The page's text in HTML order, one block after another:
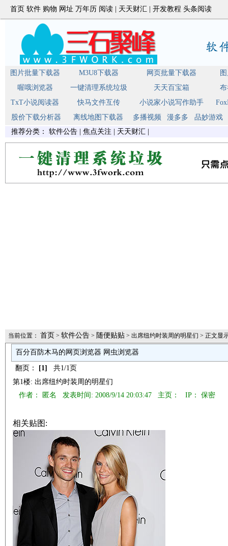
首页 软件 购物 网址 万年历 阅读 天天财汇 开发教程 头条阅读
图片批量下载器 M3U8下载器 网页批量下载器
喔哦浏览器
一键清理系统垃圾 天天百宝箱
TxT小说阅读器
快马文件互传 小说家小说写作助手
股价下载分析器
离线地图下载器 多播视频 漫多多
品妙游戏
推荐分类： 软件公告 焦点关注 天天财汇
当前位置： 首页 > 软件公告 > 随便贴贴 > 出席纽约时装周的明星们 > 正文显
百分百防木马的网页浏览器 网虫浏览器
翻页： [1]
共1/1页
第1楼: 出席纽约时装周的明星们
作者： 匿名 发表时间: 2008/9/14 20:03:47 主页：
IP： 保密
相关贴图: